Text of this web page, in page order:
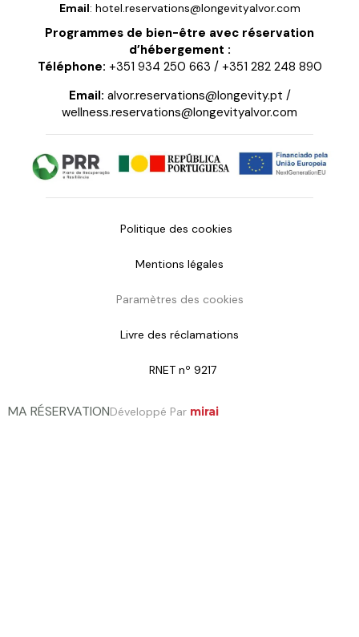
Email: hotel.reservations@longevityalvor.com
Programmes de bien-être avec réservation
d’hébergement :
Téléphone: +351 934 250 663 / +351 282 248 890
Email: alvor.reservations@longevity.pt /
wellness.reservations@longevityalvor.com
Politique des cookies
Mentions légales
Paramètres des cookies
Livre des réclamations
RNET nº 9217
MA RÉSERVATIONDéveloppé Par mirai